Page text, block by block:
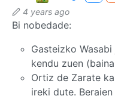
4 years ago
Bi nobedade:
Gasteizko
kendu zuen
Ortiz de Zarate
ireki dute. Beraien